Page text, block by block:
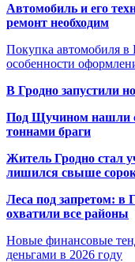
Автомобиль и его
ремонт необходим
Покупка автомобиля в
особенности
В Гродно запустили
Под Щучином нашли
тоннами браги
Житель Гродно стал
лишился свыше
Леса под запретом: в
охватили все районы
Новые финансовые
деньгами в 2026 году